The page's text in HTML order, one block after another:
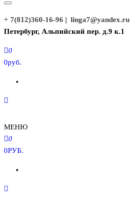
+ 7(812)360-16-96 | linga7@yandex.ru
Петербург, Альпийский пер. д.9 к.1
0
0руб.
МЕНЮ
0
0РУБ.